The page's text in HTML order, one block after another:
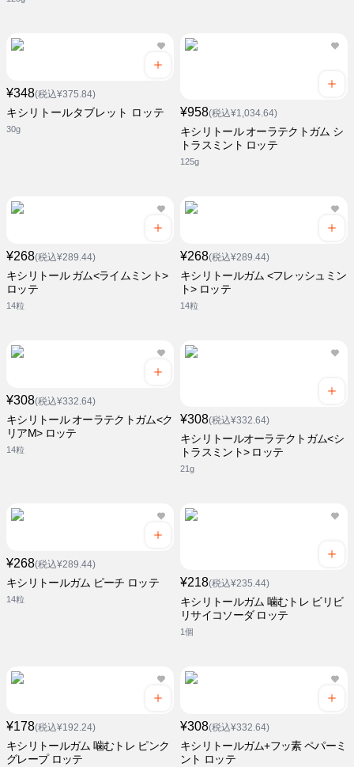
¥348(税込¥375.84)
キシリトールタブレット ロッテ
30g
¥958(税込¥1,034.64)
キシリトール オーラテクトガム シ
トラスミント ロッテ
125g
¥268(税込¥289.44)
キシリトール ガム<ライムミント>
ロッテ
14粒
¥268(税込¥289.44)
キシリトールガム <フレッシュミン
ト> ロッテ
14粒
¥308(税込¥332.64)
キシリトール オーラテクトガム<ク
リアM> ロッテ
14粒
¥308(税込¥332.64)
キシリトールオーラテクトガム<シ
トラスミント> ロッテ
21g
¥268(税込¥289.44)
キシリトールガム ピーチ ロッテ
14粒
¥218(税込¥235.44)
キシリトールガム 噛むトレ ビリビ
リサイコソーダ ロッテ
1個
¥178(税込¥192.24)
キシリトールガム 噛むトレ ピンク
グレープ ロッテ
¥308(税込¥332.64)
キシリトールガム+フッ素 ペパーミ
ント ロッテ